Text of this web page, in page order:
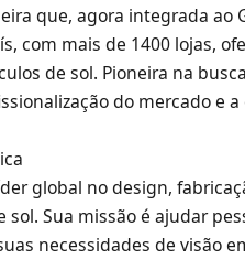
que, agora integrada ao
com mais de 1400 lojas,
de sol. Pioneira na
do mercado e
global no design,
sol. Sua missão é ajudar
necessidades de visão